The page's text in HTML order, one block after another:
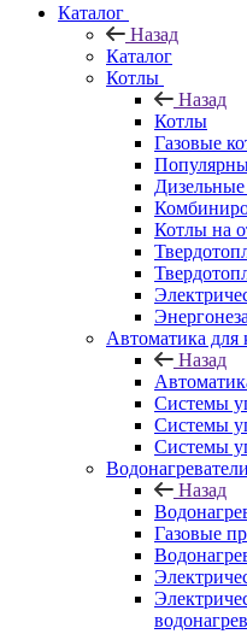
Каталог
Назад
Каталог
Котлы
Назад
Котлы
Газовые
Котлы на
Автоматика для
Назад
Системы
Системы
Системы
Водонагреватели
Назад
Газовые